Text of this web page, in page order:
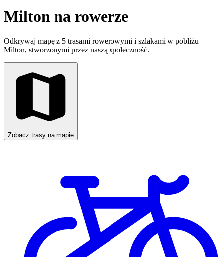
Milton na rowerze
Odkrywaj mapę z 5 trasami rowerowymi i szlakami w pobliżu
Milton, stworzonymi przez naszą społeczność.
Zobacz trasy na mapie